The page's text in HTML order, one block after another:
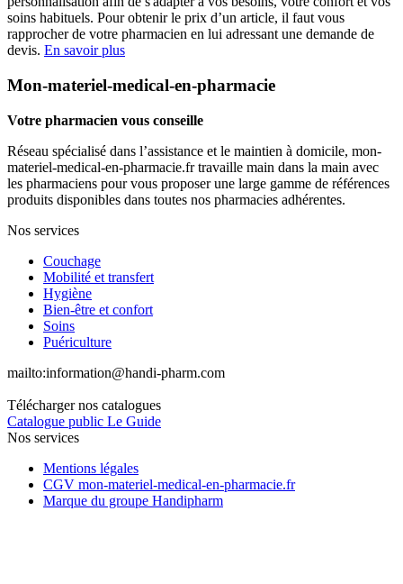
soins habituels. Pour obtenir le prix d’un article, il faut vous
rapprocher de votre pharmacien en lui adressant une demande de
devis. En savoir plus
Mon-materiel-medical-en-pharmacie
Votre pharmacien vous conseille
Réseau spécialisé dans l’assistance et le maintien à domicile, mon-
materiel-medical-en-pharmacie.fr travaille main dans la main avec
les pharmaciens pour vous proposer une large gamme de références
produits disponibles dans toutes nos pharmacies adhérentes.
Nos services
Couchage
Mobilité et transfert
Hygiène
Bien-être et confort
Soins
Puériculture
mailto:information@handi-pharm.com
Télécharger nos catalogues
Catalogue public Le Guide
Nos services
Mentions légales
CGV mon-materiel-medical-en-pharmacie.fr
Marque du groupe Handipharm